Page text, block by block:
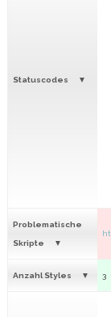
Statuscodes
Problematische
Skripte
Anzahl Styles 3